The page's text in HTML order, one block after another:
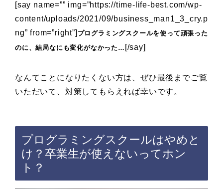
[say name=”” img=”https://time-life-best.com/wp-
content/uploads/2021/09/business_man1_3_cry.p
ng” from=”right”] プログラミングスクールを使って頑張った
のに、結局なにも変化がなかった… [/say]
なんてことになりたくない方は、ぜひ最後までご覧
いただいて、対策してもらえれば幸いです。
プログラミングスクールはやめと
け？卒業生が使えないってホン
ト？